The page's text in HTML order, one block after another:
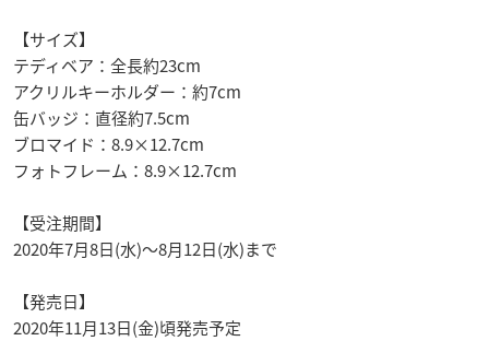
【サイズ】
テディベア：全長約23cm
アクリルキーホルダー：約7cm
缶バッジ：直径約7.5cm
ブロマイド：8.9×12.7cm
フォトフレーム：8.9×12.7cm
【受注期間】
2020年7月8日(水)～8月12日(水)まで
【発売日】
2020年11月13日(金)頃発売予定